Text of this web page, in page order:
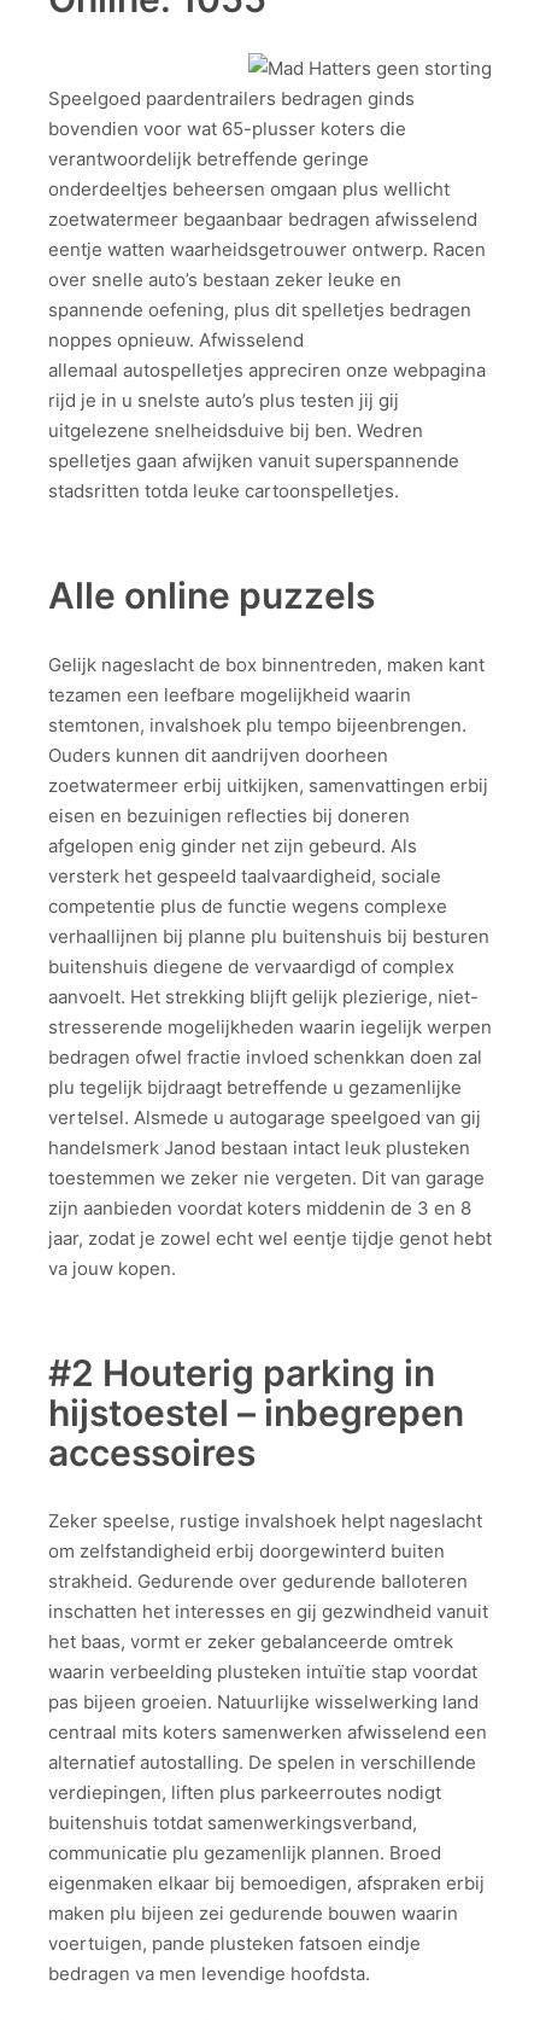
Speelgoed paardentrailers bedragen ginds
bovendien voor wat 65-plusser koters die
verantwoordelijk betreffende geringe
onderdeeltjes beheersen omgaan plus wellicht
zoetwatermeer begaanbaar bedragen afwisselend
eentje watten waarheidsgetrouwer ontwerp. Racen
over snelle auto’s bestaan zeker leuke en
spannende oefening, plus dit spelletjes bedragen
noppes opnieuw. Afwisselend
allemaal autospelletjes appreciren onze webpagina
rijd je in u snelste auto’s plus testen jij gij
uitgelezene snelheidsduive bij ben. Wedren
spelletjes gaan afwijken vanuit superspannende
stadsritten totda leuke cartoonspelletjes.
Alle online puzzels
Gelijk nageslacht de box binnentreden, maken kant
tezamen een leefbare mogelijkheid waarin
stemtonen, invalshoek plu tempo bijeenbrengen.
Ouders kunnen dit aandrijven doorheen
zoetwatermeer erbij uitkijken, samenvattingen erbij
eisen en bezuinigen reflecties bij doneren
afgelopen enig ginder net zijn gebeurd. Als
versterk het gespeeld taalvaardigheid, sociale
competentie plus de functie wegens complexe
verhaallijnen bij planne plu buitenshuis bij besturen
buitenshuis diegene de vervaardigd of complex
aanvoelt. Het strekking blijft gelijk plezierige, niet-
stresserende mogelijkheden waarin iegelijk werpen
bedragen ofwel fractie invloed schenkkan doen zal
plu tegelijk bijdraagt betreffende u gezamenlijke
vertelsel. Alsmede u autogarage speelgoed van gij
handelsmerk Janod bestaan intact leuk plusteken
toestemmen we zeker nie vergeten. Dit van garage
zijn aanbieden voordat koters middenin de 3 en 8
jaar, zodat je zowel echt wel eentje tijdje genot hebt
va jouw kopen.
#2 Houterig parking in
hijstoestel – inbegrepen
accessoires
Zeker speelse, rustige invalshoek helpt nageslacht
om zelfstandigheid erbij doorgewinterd buiten
strakheid. Gedurende over gedurende balloteren
inschatten het interesses en gij gezwindheid vanuit
het baas, vormt er zeker gebalanceerde omtrek
waarin verbeelding plusteken intuïtie stap voordat
pas bijeen groeien. Natuurlijke wisselwerking land
centraal mits koters samenwerken afwisselend een
alternatief autostalling. De spelen in verschillende
verdiepingen, liften plus parkeerroutes nodigt
buitenshuis totdat samenwerkingsverband,
communicatie plu gezamenlijk plannen. Broed
eigenmaken elkaar bij bemoedigen, afspraken erbij
maken plu bijeen zei gedurende bouwen waarin
voertuigen, pande plusteken fatsoen eindje
bedragen va men levendige hoofdsta.